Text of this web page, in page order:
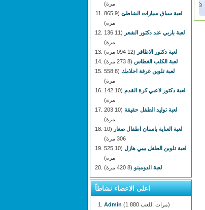
مرة)
لعبة سباق سيارات الشاطئ
(9 865
مرة)
لعبة باربي عند دكتور الشعر
(11 136
مرة)
لعبة دكتور الاظافر (12 094 مرة)
لعبة الكلب الغطاس (8 273 مرة)
لعبة تلوين غرفة احلامك
(8 558
مرة)
لعبة دكتور لاعبي كرة القدم
(10 142
مرة)
لعبة توليد الطفل حقيقة
(10 203
مرة)
لعبة العناية باسنان اطفال صغار
(10
306 مرة)
لعبة تلوين الطفل بيبي هازل
(10 525
مرة)
لعبة الدومينو (8 420 مرة)
اعلى الاعضاء نشاطاً
Admin
(1 880 مرات اللعب)